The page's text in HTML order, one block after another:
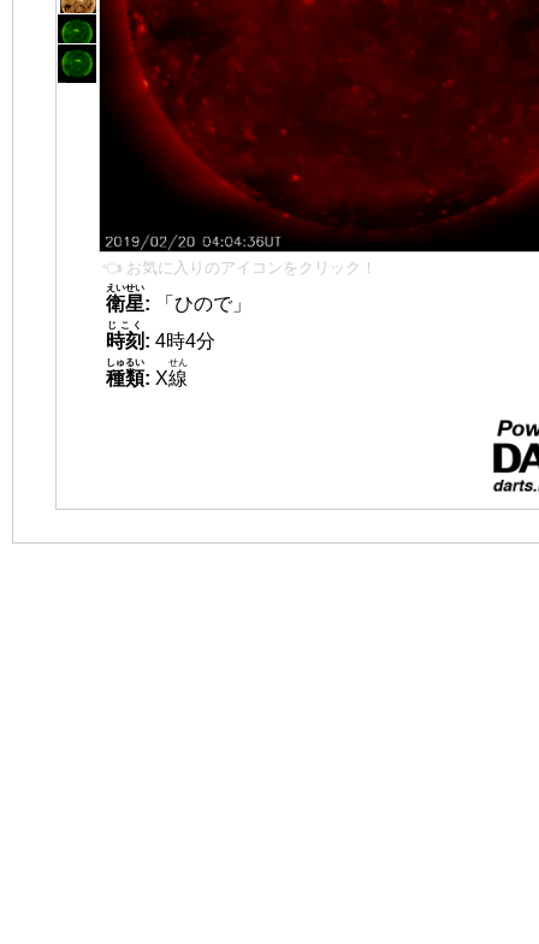
👈 お気に入りのアイコンをクリック！
衛星
えいせい
:
「ひので」
時刻
じこく
: 4時4分
種類
しゅるい
: X線
せん